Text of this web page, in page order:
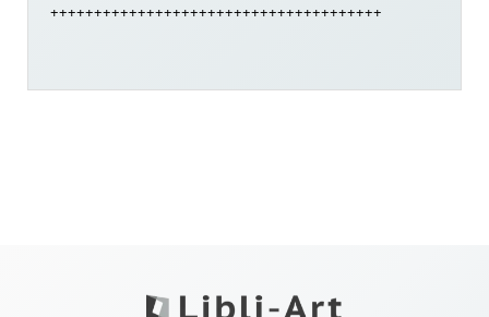
++++++++++++++++++++++++++++++++++++++